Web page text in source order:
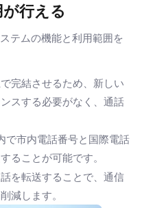
行える
テムの機能と利用範囲を
完結させるため、新しい
スする必要がなく、通話
で市内電話番号と国際電話
ることが可能です。
を転送することで、通信
減します。